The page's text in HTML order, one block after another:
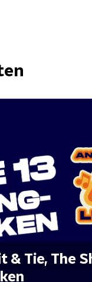
& Tie, The